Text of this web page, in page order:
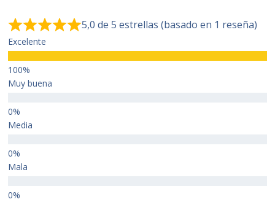
5,0 de 5 estrellas (basado en 1 reseña)
Excelente
Muy buena
Media
Mala